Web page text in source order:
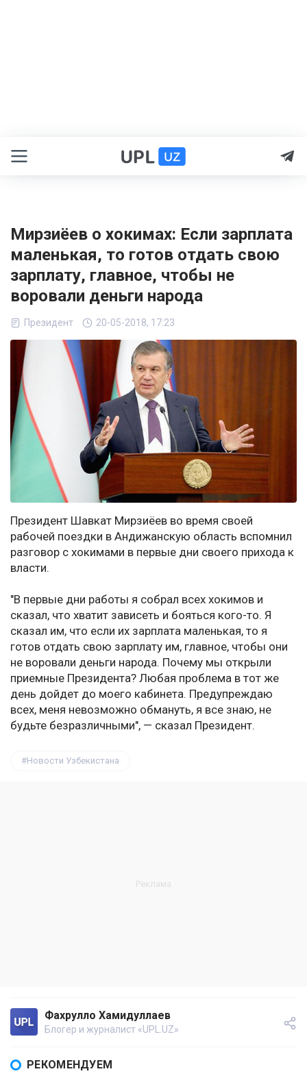
Мирзиёев о хокимах: Если зарплата
маленькая, то готов отдать свою
зарплату, главное, чтобы не
воровали деньги народа
Президент 20-05-2018, 17:23
Президент Шавкат Мирзиёев во время своей
рабочей поездки в Андижанскую область вспомнил
разговор с хокимами в первые дни своего прихода к
власти.
"В первые дни работы я собрал всех хокимов и
сказал, что хватит зависеть и бояться кого-то. Я
сказал им, что если их зарплата маленькая, то я
готов отдать свою зарплату им, главное, чтобы они
не воровали деньги народа. Почему мы открыли
приемные Президента? Любая проблема в тот же
день дойдет до моего кабинета. Предупреждаю
всех, меня невозможно обмануть, я все знаю, не
будьте безразличными", — сказал Президент.
Новости Узбекистана
Фахрулло Хамидуллаев
Блогер и журналист «UPL.UZ»
РЕКОМЕНДУЕМ